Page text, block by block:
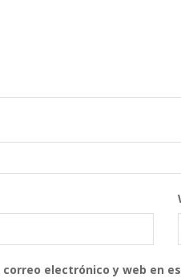
correo electrónico y web en